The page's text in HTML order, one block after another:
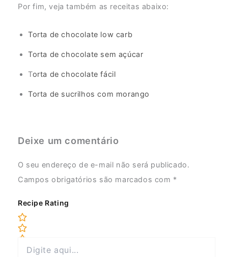
Por fim, veja também as receitas abaixo:
Torta de chocolate low carb
Torta de chocolate sem açúcar
Torta de chocolate fácil
Torta de sucrilhos com morango
Deixe um comentário
O seu endereço de e-mail não será publicado.
Campos obrigatórios são marcados com *
Recipe Rating
aqui...